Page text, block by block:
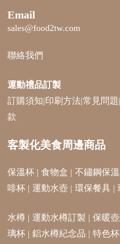
Email
sales@food2tw.com
聯絡我們
運動禮品訂製
訂購須知|印刷方法|常見問題|
款
客製化美食周邊商品
保溫杯 | 食物盒 | 不鏽鋼保
啡杯 | 運動水壺 | 環保餐具 |
水樽 | 運動水樽訂製 | 保暖
璃杯 | 鋁水樽紀念品 | 特色杯